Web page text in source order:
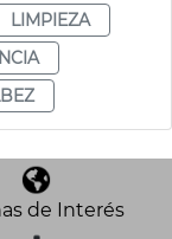
LIMPIEZA
de Interés